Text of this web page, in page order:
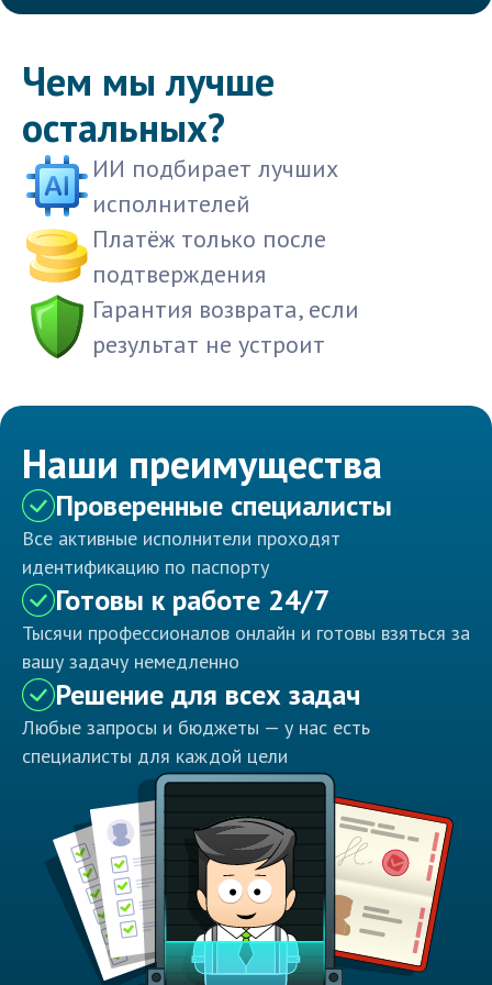
Чем мы лучше
остальных?
ИИ подбирает лучших
исполнителей
Платёж только после
подтверждения
Гарантия возврата, если
результат не устроит
Наши преимущества
Проверенные специалисты
Все активные исполнители проходят
идентификацию по паспорту
Готовы к работе 24/7
Тысячи профессионалов онлайн и готовы взяться за
вашу задачу немедленно
Решение для всех задач
Любые запросы и бюджеты — у нас есть
специалисты для каждой цели